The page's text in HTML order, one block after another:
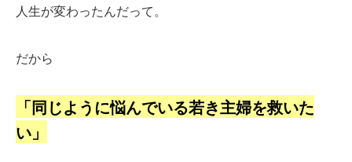
人生が変わったんだって。
だから
「同じように悩んでいる若き主婦を救いた
い」